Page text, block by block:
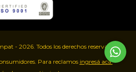
- 2026. Todos los derechos reservados.
Para reclamos ingresá acá.